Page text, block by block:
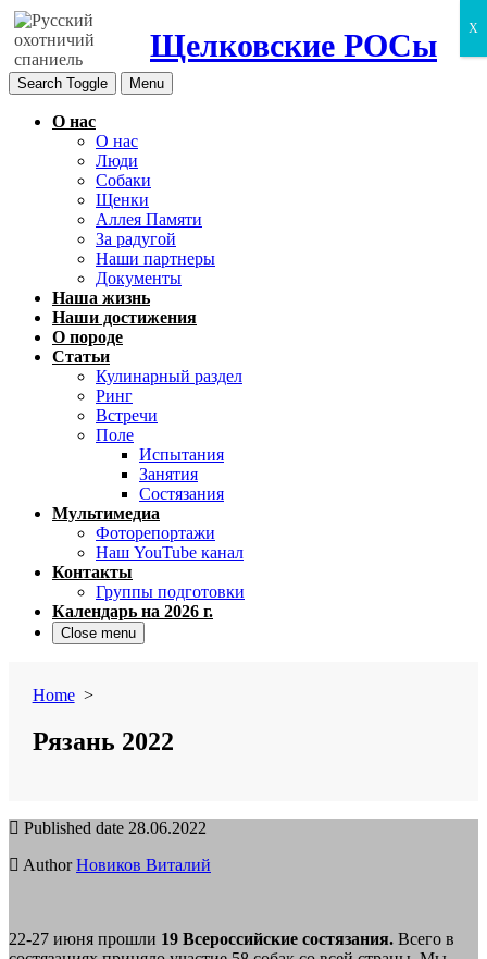
Щелковские РОСы
Search Toggle Menu
О нас
О нас
Люди
Собаки
Щенки
Аллея Памяти
За радугой
Наши партнеры
Документы
Наша жизнь
Наши достижения
О породе
Статьи
Кулинарный раздел
Ринг
Встречи
Поле
Испытания
Занятия
Состязания
Мультимедиа
Фоторепортажи
Наш YouTube канал
Контакты
Группы подготовки
Календарь на 2026 г.
Close menu
Home>
Рязань 2022
Published date 28.06.2022
Author Новиков Виталий
22-27 июня прошли 19 Всероссийские состязания. Всего в
X